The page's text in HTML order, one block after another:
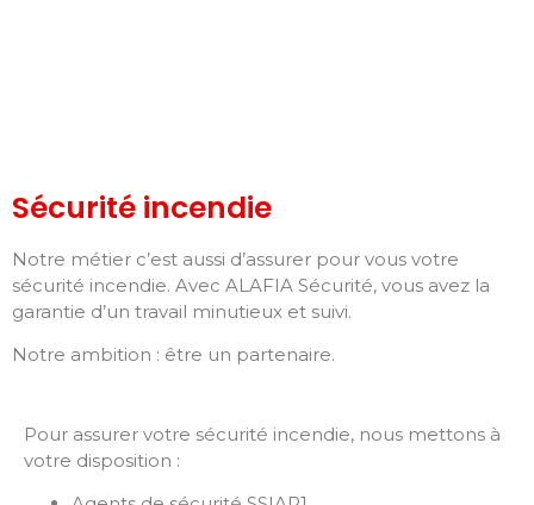
Sécurité incendie
Notre métier c’est aussi d’assurer pour vous votre
sécurité incendie. Avec ALAFIA Sécurité, vous avez la
garantie d’un travail minutieux et suivi.
Notre ambition : être un partenaire.
Pour assurer votre sécurité incendie, nous mettons à
votre disposition :